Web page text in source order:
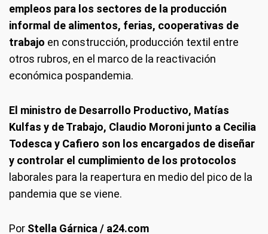
empleos para los sectores de la producción
informal de alimentos, ferias, cooperativas de
trabajo en construcción, producción textil entre
otros rubros, en el marco de la reactivación
económica pospandemia.
El ministro de Desarrollo Productivo, Matías
Kulfas y de Trabajo, Claudio Moroni junto a Cecilia
Todesca y Cafiero son los encargados de diseñar
y controlar el cumplimiento de los protocolos
laborales para la reapertura en medio del pico de la
pandemia que se viene.
Por Stella Gárnica / a24.com